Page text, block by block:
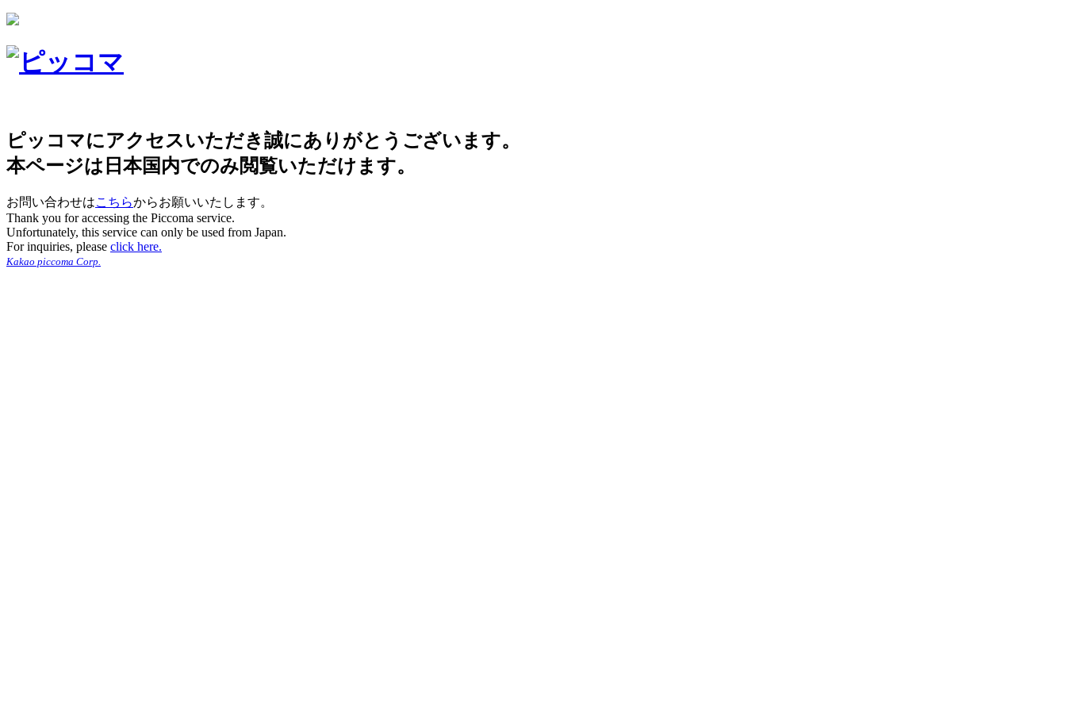
ピッコマにアクセスいただき誠にありがとうございます。
本ページは日本国内でのみ閲覧いただけます。
お問い合わせはこちらからお願いいたします。
Thank you for accessing the Piccoma service.
Unfortunately, this service can only be used from Japan.
For inquiries, please click here.
Kakao piccoma Corp.